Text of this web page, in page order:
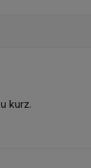
kurz.